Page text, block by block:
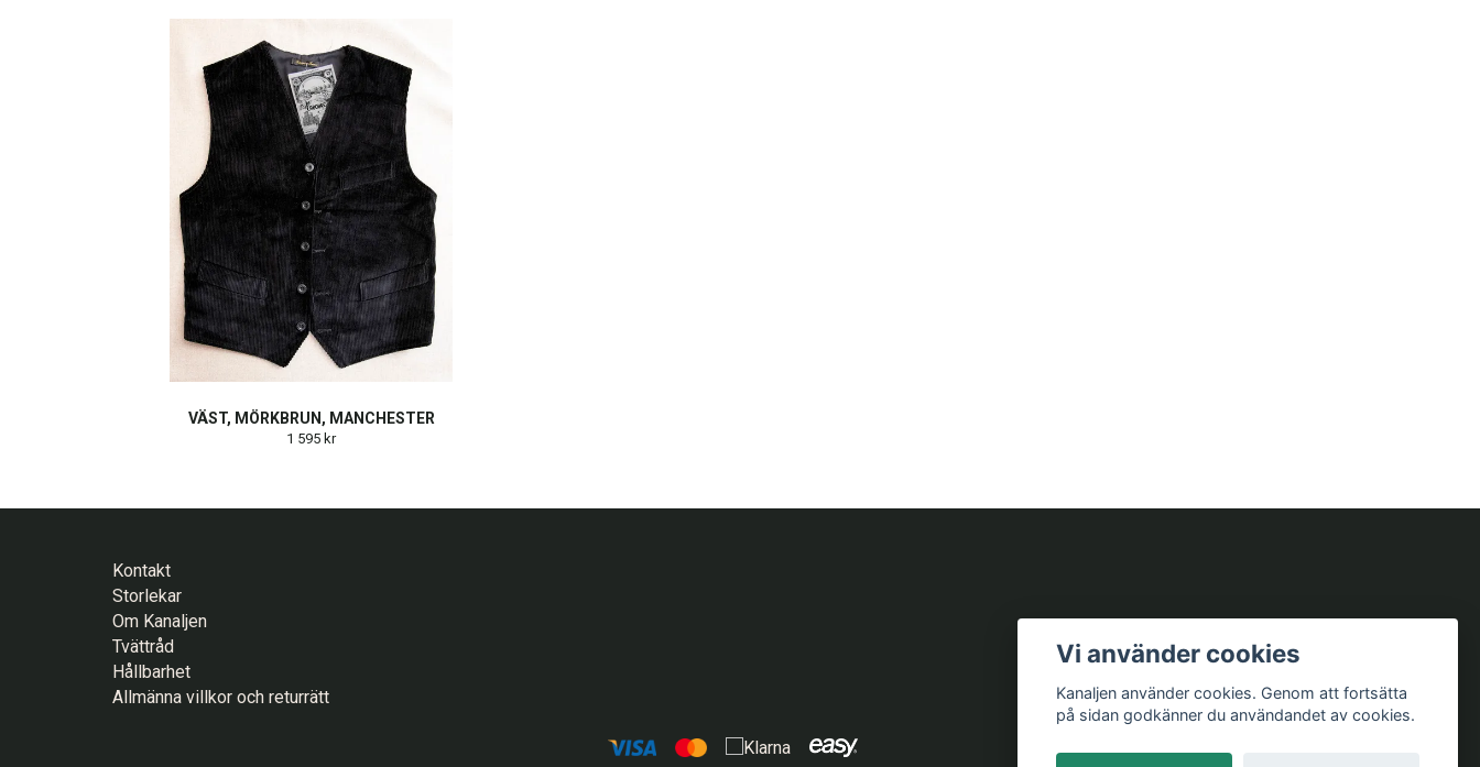
VÄST, MÖRKBRUN, MANCHESTER
1 595 kr
Kontakt
Storlekar
Om Kanaljen
Tvättråd
Hållbarhet
Allmänna villkor och returrätt
Vi använder cookies
Kanaljen använder cookies. Genom att fortsätta
på sidan godkänner du användandet av cookies.